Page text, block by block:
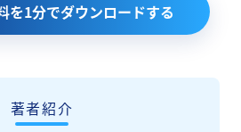
を1分でダウンロードする
著者紹介